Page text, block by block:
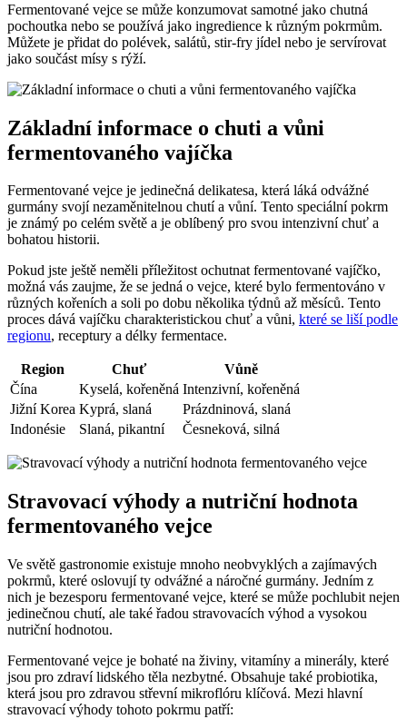
Fermentované vejce se může konzumovat samotné jako chutná
pochoutka nebo se používá jako ingredience k různým pokrmům.
Můžete je přidat do polévek, salátů, stir-fry jídel nebo je servírovat
jako součást mísy s rýží.
Základní informace o chuti a vůni
fermentovaného vajíčka
Fermentované vejce je jedinečná delikatesa, která láká odvážné
gurmány svojí nezaměnitelnou chutí a vůní. Tento speciální pokrm
je známý po celém světě a je oblíbený pro svou intenzivní chuť a
bohatou historii.
Pokud jste ještě neměli příležitost ochutnat fermentované vajíčko,
možná vás zaujme, že se jedná o vejce, které bylo fermentováno v
různých kořeních a soli po dobu několika týdnů až měsíců. Tento
proces dává vajíčku charakteristickou chuť a vůni, které se liší podle
regionu, receptury a délky fermentace.
Region Chuť
Vůně
Čína
Kyselá, kořeněná Intenzivní, kořeněná
Jižní Korea Kyprá, slaná
Prázdninová, slaná
Indonésie
Slaná, pikantní Česneková, silná
Stravovací výhody a nutriční hodnota
fermentovaného vejce
Ve světě gastronomie existuje mnoho neobvyklých a zajímavých
pokrmů, které oslovují ty odvážné a náročné gurmány. Jedním z
nich je bezesporu fermentované vejce, které se může pochlubit nejen
jedinečnou chutí, ale také řadou stravovacích výhod a vysokou
nutriční hodnotou.
Fermentované vejce je bohaté na živiny, vitamíny a minerály, které
jsou pro zdraví lidského těla nezbytné. Obsahuje také probiotika,
která jsou pro zdravou střevní mikroflóru klíčová. Mezi hlavní
stravovací výhody tohoto pokrmu patří: